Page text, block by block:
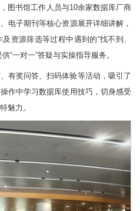
图书馆工作人员与10余家数据库厂商
电子期刊等核心资源展开详细讲解，
资源筛选等过程中遇到的“找不到、
“一对一”答疑与实操指导服务。
有奖问答、扫码体验等活动，吸引了
作中学习数据库使用技巧，切身感受
魅力。